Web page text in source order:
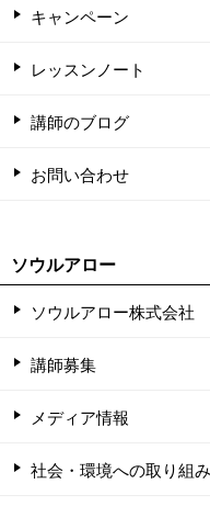
キャンペーン
レッスンノート
講師のブログ
お問い合わせ
ソウルアロー
ソウルアロー株式会社
講師募集
メディア情報
社会・環境への取り組み